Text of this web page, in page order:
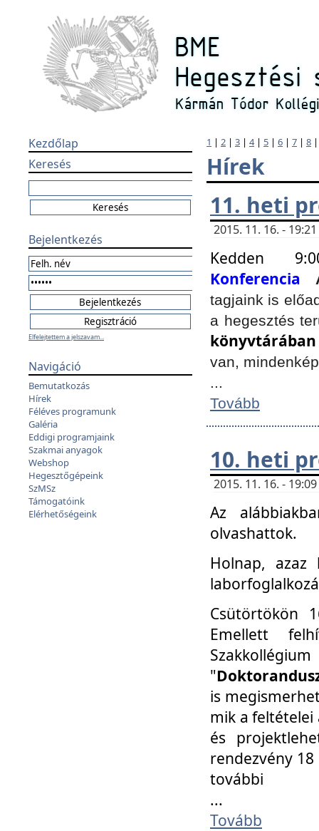
Kezdőlap
Keresés
Bejelentkezés
Elfelejtettem a jelszavam...
Navigáció
Bemutatkozás
Hírek
Féléves programunk
Galéria
Eddigi programjaink
Szakmai anyagok
Webshop
Hegesztőgépeink
SzMSz
Támogatóink
Elérhetőségeink
1 | 2 | 3 | 4| 5 | 6 | 7 | 8
Hírek
11. heti
2015. 11. 16. -
Kedden
Konferencia
tagjaink is
a hegesztés
könyvtárában
van,
...
Tovább
10. heti
2015. 11. 16. -
Az
olvashattok.
Holnap, azaz
Csütörtökön
Emellett
"
is
mik a feltételei
és
rendezvény
további
...
Tovább